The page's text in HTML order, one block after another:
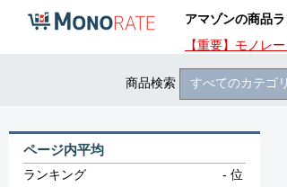
アマゾンの商品
【重要】モノレ
商品検索
ページ内平均
ランキング -位